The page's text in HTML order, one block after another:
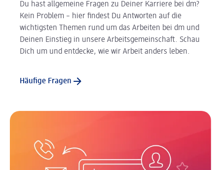
Du hast allgemeine Fragen zu Deiner Karriere bei dm?
Kein Problem – hier findest Du Antworten auf die
wichtigsten Themen rund um das Arbeiten bei dm und
Deinen Einstieg in unsere Arbeitsgemeinschaft. Schau
Dich um und entdecke, wie wir Arbeit anders leben.
Häufige Fragen